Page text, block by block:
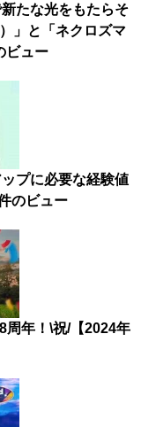
たな光をもたらそ
」と「ネクロズマ
ビュー
プに必要な経験値
のビュー
周年！\祝/【2024年